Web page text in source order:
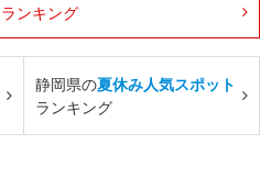
ランキング
静岡県の夏休み人気スポット
ランキング